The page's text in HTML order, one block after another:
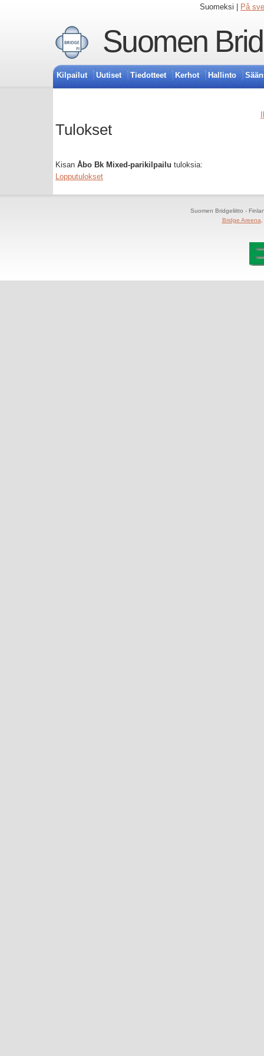
Suomeksi | På
Suomen
Kilpailut Uutiset Tiedotteet Kerhot Hallinto
Tulokset
Kisan Åbo Bk Mixed-parikilpailu tuloksia:
Lopputulokset
Suomen Bridgeliitto -
Bridge Areena